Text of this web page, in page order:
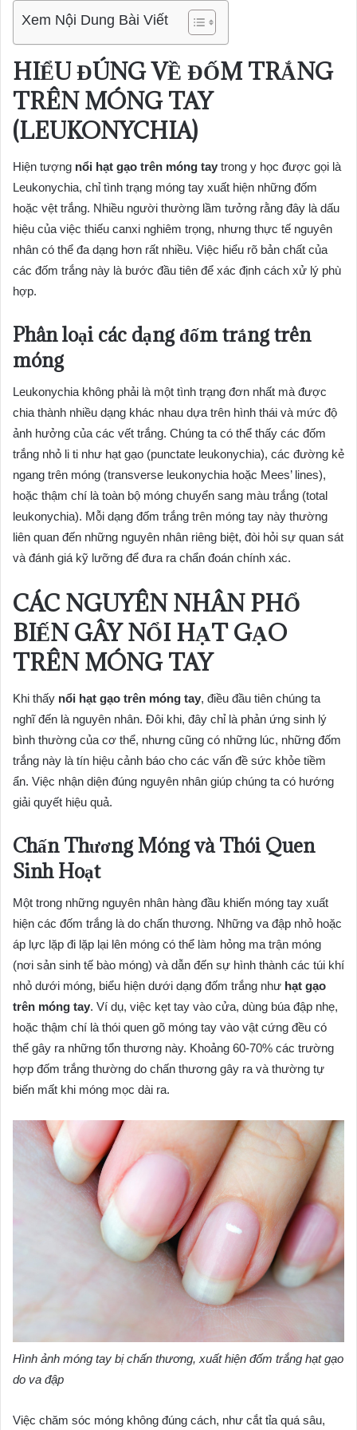
Xem Nội Dung Bài Viết
HIỂU ĐÚNG VỀ ĐỐM TRẮNG
TRÊN MÓNG TAY
(LEUKONYCHIA)
Hiện tượng nổi hạt gạo trên móng tay trong y học được gọi là
Leukonychia, chỉ tình trạng móng tay xuất hiện những đốm
hoặc vệt trắng. Nhiều người thường lầm tưởng rằng đây là dấu
hiệu của việc thiếu canxi nghiêm trọng, nhưng thực tế nguyên
nhân có thể đa dạng hơn rất nhiều. Việc hiểu rõ bản chất của
các đốm trắng này là bước đầu tiên để xác định cách xử lý phù
hợp.
Phân loại các dạng đốm trắng trên
móng
Leukonychia không phải là một tình trạng đơn nhất mà được
chia thành nhiều dạng khác nhau dựa trên hình thái và mức độ
ảnh hưởng của các vết trắng. Chúng ta có thể thấy các đốm
trắng nhỏ li ti như hạt gạo (punctate leukonychia), các đường kẻ
ngang trên móng (transverse leukonychia hoặc Mees’ lines),
hoặc thậm chí là toàn bộ móng chuyển sang màu trắng (total
leukonychia). Mỗi dạng đốm trắng trên móng tay này thường
liên quan đến những nguyên nhân riêng biệt, đòi hỏi sự quan sát
và đánh giá kỹ lưỡng để đưa ra chẩn đoán chính xác.
CÁC NGUYÊN NHÂN PHỔ
BIẾN GÂY NỔI HẠT GẠO
TRÊN MÓNG TAY
Khi thấy nổi hạt gạo trên móng tay, điều đầu tiên chúng ta
nghĩ đến là nguyên nhân. Đôi khi, đây chỉ là phản ứng sinh lý
bình thường của cơ thể, nhưng cũng có những lúc, những đốm
trắng này là tín hiệu cảnh báo cho các vấn đề sức khỏe tiềm
ẩn. Việc nhận diện đúng nguyên nhân giúp chúng ta có hướng
giải quyết hiệu quả.
Chấn Thương Móng và Thói Quen
Sinh Hoạt
Một trong những nguyên nhân hàng đầu khiến móng tay xuất
hiện các đốm trắng là do chấn thương. Những va đập nhỏ hoặc
áp lực lặp đi lặp lại lên móng có thể làm hỏng ma trận móng
(nơi sản sinh tế bào móng) và dẫn đến sự hình thành các túi khí
nhỏ dưới móng, biểu hiện dưới dạng đốm trắng như hạt gạo
trên móng tay. Ví dụ, việc kẹt tay vào cửa, dùng búa đập nhẹ,
hoặc thậm chí là thói quen gõ móng tay vào vật cứng đều có
thể gây ra những tổn thương này. Khoảng 60-70% các trường
hợp đốm trắng thường do chấn thương gây ra và thường tự
biến mất khi móng mọc dài ra.
Hình ảnh móng tay bị chấn thương, xuất hiện đốm trắng hạt gạo
do va đập
Việc chăm sóc móng không đúng cách, như cắt tỉa quá sâu,